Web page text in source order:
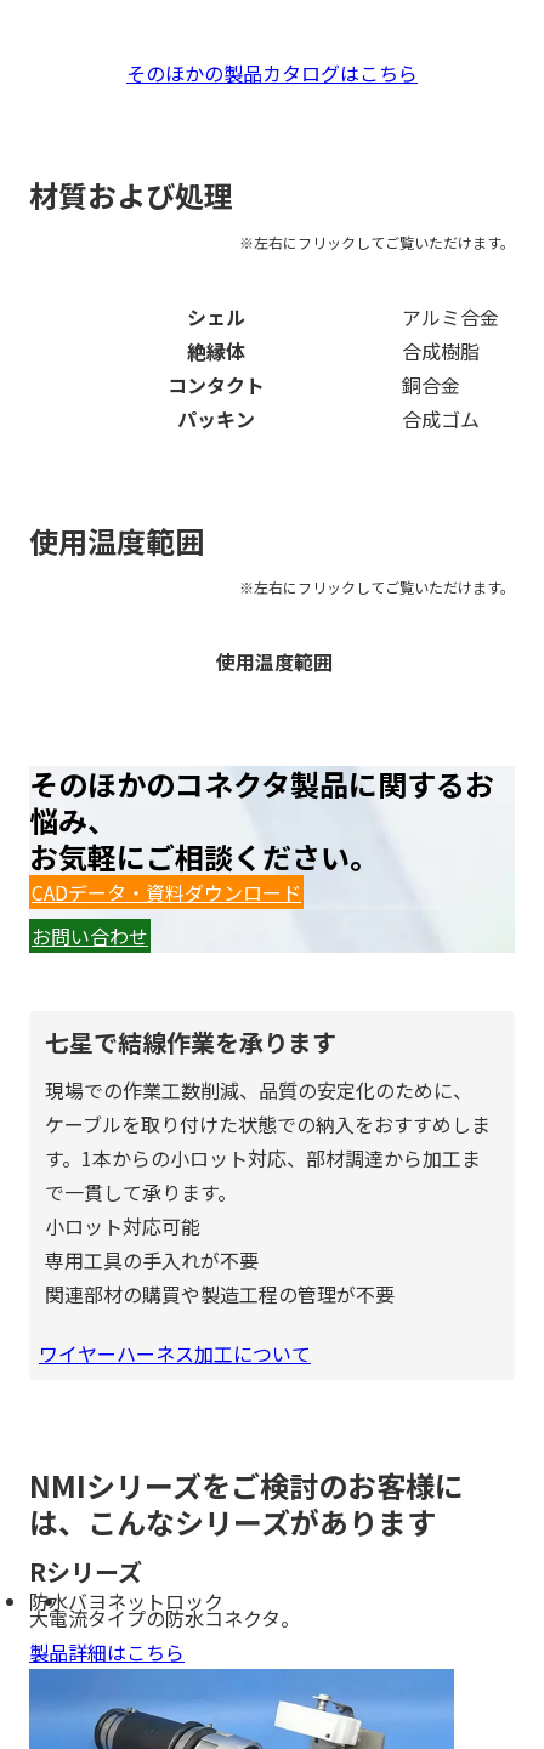
そのほかの製品カタログはこちら
材質および処理
シェル
アルミ合金
絶縁体
合成樹脂
コンタクト
銅合金
パッキン
合成ゴム
使用温度範囲
使用温度範囲
そのほかのコネクタ製品に関するお
悩み、
お気軽にご相談ください。
CADデータ・資料ダウンロード
お問い合わせ
七星で結線作業を承ります
現場での作業工数削減、品質の安定化のために、
ケーブルを取り付けた状態での納入をおすすめしま
す。1本からの小ロット対応、部材調達から加工ま
で一貫して承ります。
小ロット対応可能
専用工具の手入れが不要
関連部材の購買や製造工程の管理が不要
ワイヤーハーネス加工について
NMIシリーズをご検討のお客様に
は、こんなシリーズがあります
Rシリーズ
防水バヨネットロック
大電流タイプの防水コネクタ。
製品詳細はこちら